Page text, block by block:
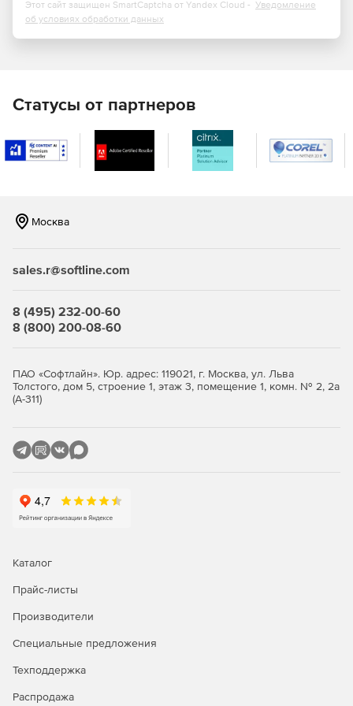
программа автоматически рассчитывает расстояние (L-
проведения измерений уровня звука: на расстоянии 1,5 м
от пола в соответствии с п. 4.2 СП 3.13130.2009 и в
зависимости от угла поворота оповещателя.
видеонаблюдения с учетом высоты установки
объектива. В итоге на чертеж добавляются углы и зоны
обзора с учетом геометрии помещения, а результаты
Выгрузка данных в межнациональном формате (IFC)
(nanoCAD BIM ОПС) в полной мере воплощает ключевое
правило открытого взаимодействия при проектировании
эффективных и надежных средств. Благодаря
возможности сохранения данных в файлы открытого
программе, без труда включаются в общий
информационный состав объекта, разработанный на
Revit, Allplan и других).
Базы данных производителей оборудования
производителей охранно-пожарных систем, извещателей,
Этот сайт защищен SmartCaptcha от Yandex Cloud - Уведомление
об условиях обработки данных
Статусы от партнеров
Москва
sales.r@softline.com
8 (495) 232-00-60
8 (800) 200-08-60
ПАО «Софтлайн». Юр. адрес: 119021, г. Москва, ул. Льва
Толстого, дом 5, строение 1, этаж 3, помещение 1, комн. № 2, 2а
(А-311)
Каталог
Прайс-листы
Производители
Специальные предложения
Техподдержка
Распродажа